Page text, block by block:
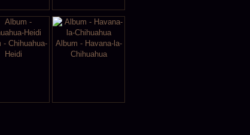
- Chihuahua-
Heidi
Album - Havana-la-
Chihuahua